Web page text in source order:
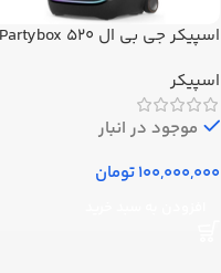
اسپیکر جی بی ال Partybox 520
اسپیکر
موجود در انبار
تومان